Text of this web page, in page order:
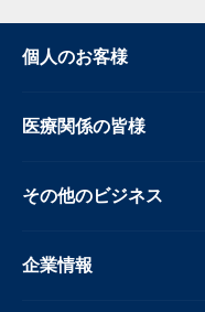
個人のお客様
医療関係の皆様
その他のビジネス
企業情報